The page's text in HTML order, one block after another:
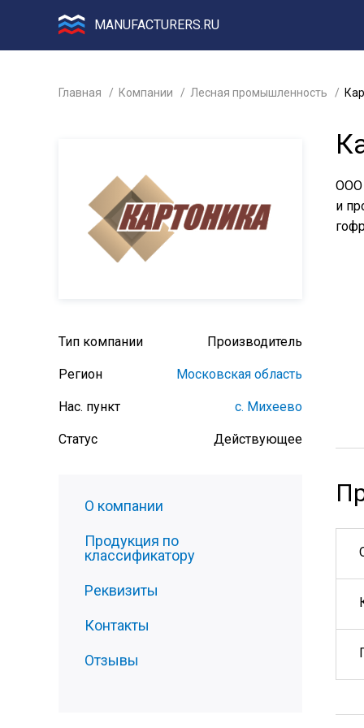
MANUFACTURERS.RU
Главная Компании Лесная промышленность
Тип компании Производитель
Регион Московская область
Нас. пункт с. Михеево
Статус Действующее
О компании
Продукция по
классификатору
Реквизиты
Контакты
Отзывы
ООО
и